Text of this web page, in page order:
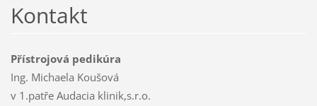
Kontakt
Přístrojová pedikúra
Ing. Michaela Koušová
v 1.patře Audacia klinik,s.r.o.